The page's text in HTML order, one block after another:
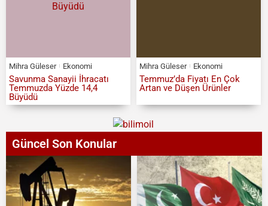
Mihra Güleser Ekonomi
Savunma Sanayii İhracatı
Temmuzda Yüzde 14,4
Büyüdü
Mihra Güleser Ekonomi
Temmuz’da Fiyatı En Çok
Artan ve Düşen Ürünler
Güncel Son Konular